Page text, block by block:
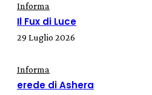
Informa
Il Fux di Luce
29 Luglio 2026
Informa
erede di Ashera